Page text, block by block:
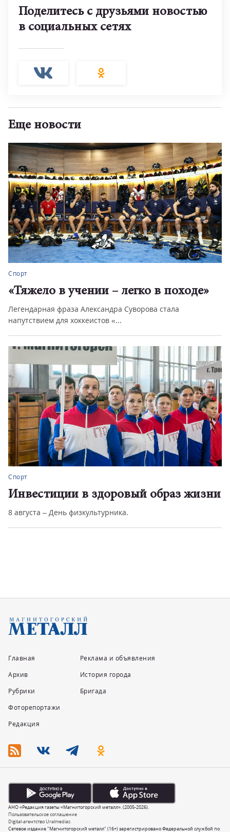
Поделитесь с друзьями новостью
в социальных сетях
Еще новости
Спорт
«Тяжело в учении – легко в походе»
Легендарная фраза Александра Суворова стала
напутствием для хоккеистов «...
Спорт
Инвестиции в здоровый образ жизни
8 августа – День физкультурника.
Главная
Архив
Рубрики
Фоторепортажи
Редакция
Реклама и объявления
История города
Бригада
Сетевое издание "Магнитогорский металл" (16+) зарегистрировано Федеральной службой по
Пользовательское соглашение
Digital-агентство Uralmedias
АНО «Редакция газеты «Магнитогорский металл». (2005-2026).